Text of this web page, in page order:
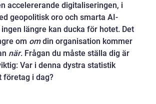
accelererande digitaliseringen, i
geopolitisk oro och smarta AI-
längre kan ducka för hotet. Det
om omdin organisation kommer
när. Frågan du måste ställa dig är
Var i denna dystra statistik
företag i dag?